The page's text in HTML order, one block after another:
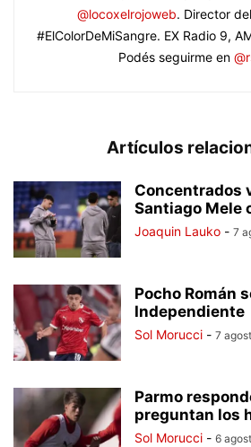
@locoxelrojoweb. Director
#ElColorDeMiSangre. EX Radio 9,
Podés seguirme en
Artículos
Concentrados
Santiago Mele
Joaquin Lauko - 7
Pocho Román
Independiente
Sol Morucci - 7
Parmo
preguntan los
Sol Morucci - 6